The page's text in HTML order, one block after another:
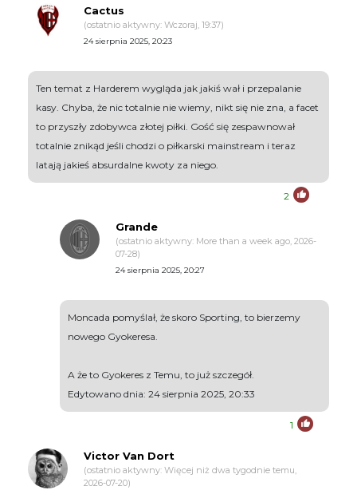
Cactus
(ostatnio aktywny: Wczoraj, 19:37)
24 sierpnia 2025, 20:23
Ten temat z Harderem wygląda jak jakiś wał i przepalanie
kasy. Chyba, że nic totalnie nie wiemy, nikt się nie zna, a facet
to przyszły zdobywca złotej piłki. Gość się zespawnował
totalnie znikąd jeśli chodzi o piłkarski mainstream i teraz
latają jakieś absurdalne kwoty za niego.
2
Grande
(ostatnio aktywny: More than a week ago, 2026-
07-28)
24 sierpnia 2025, 20:27
Moncada pomyślał, że skoro Sporting, to bierzemy
nowego Gyokeresa.
A że to Gyokeres z Temu, to już szczegół.
Edytowano dnia: 24 sierpnia 2025, 20:33
1
Victor Van Dort
(ostatnio aktywny: Więcej niż dwa tygodnie temu,
2026-07-20)